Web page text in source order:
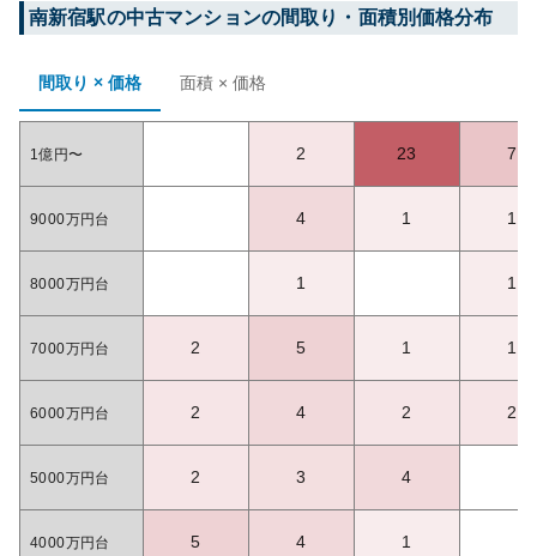
南新宿駅の中古マンションの間取り・面積別価格分布
間取り × 価格 面積 × 価格
1億円〜 2 23 7
9000万円台 4 1 1
8000万円台 1 1
7000万円台 2 5 1 1
6000万円台 2 4 2 2
5000万円台 2 3 4
4000万円台 5 4 1